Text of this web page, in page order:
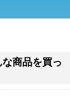
商品を買っ